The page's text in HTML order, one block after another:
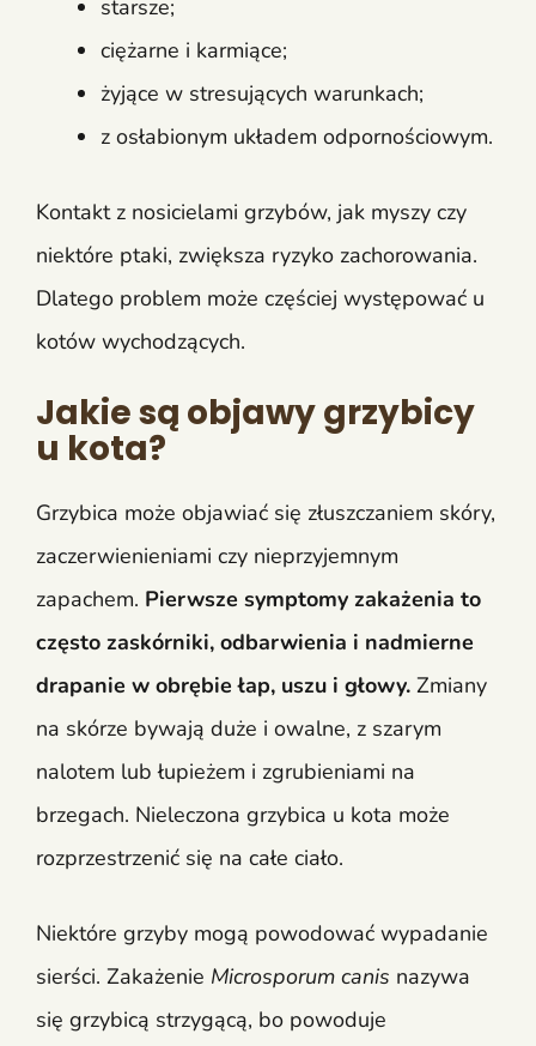
starsze;
ciężarne i karmiące;
żyjące w stresujących warunkach;
z osłabionym układem odpornościowym.
Kontakt z nosicielami grzybów, jak myszy czy
niektóre ptaki, zwiększa ryzyko zachorowania.
Dlatego problem może częściej występować u
kotów wychodzących.
Jakie są objawy grzybicy
u kota?
Grzybica może objawiać się złuszczaniem skóry,
zaczerwienieniami czy nieprzyjemnym
zapachem. Pierwsze symptomy zakażenia to
często zaskórniki, odbarwienia i nadmierne
drapanie w obrębie łap, uszu i głowy. Zmiany
na skórze bywają duże i owalne, z szarym
nalotem lub łupieżem i zgrubieniami na
brzegach. Nieleczona grzybica u kota może
rozprzestrzenić się na całe ciało.
Niektóre grzyby mogą powodować wypadanie
sierści. Zakażenie Microsporum canis nazywa
się grzybicą strzygącą, bo powoduje